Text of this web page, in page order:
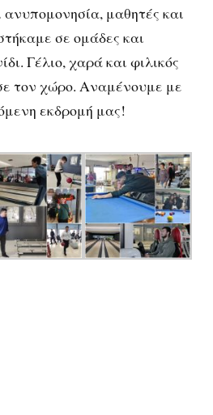
μαθητές και
σε ομάδες και
Γέλιο, χαρά και φιλικός
τον χώρο. Αναμένουμε με
εκδρομή μας!